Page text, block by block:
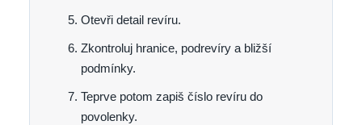
Otevři detail revíru.
Zkontroluj hranice, podrevíry a bližší
podmínky.
Teprve potom zapiš číslo revíru do
povolenky.